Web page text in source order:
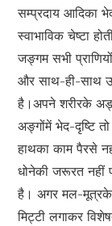
सम्प्रदाय आदिका
स्वाभाविक चेष्टा
जङ्गम सभी
और साथ-ही-साथ
है।अपने शरीरके
अङ्गोंमें भेद-दृष्टि
हाथका काम पैरसे
धोनेकी जरूरत नहीं
है। अगर मल-मूत्रके
मिट्टी लगाकर